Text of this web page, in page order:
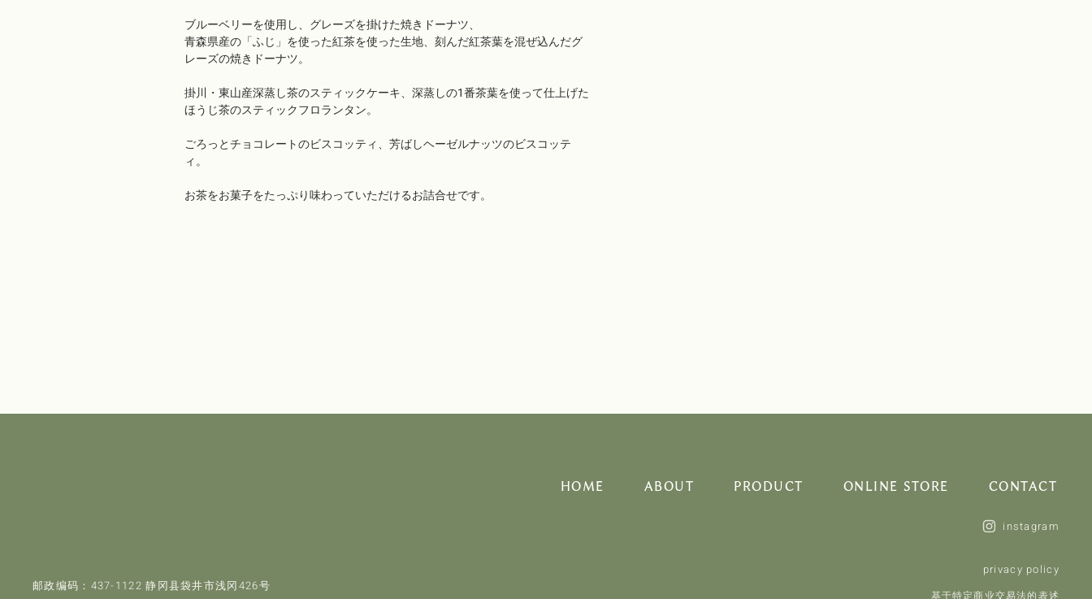
ブルーベリーを使用し、グレーズを掛けた焼きドーナツ、
青森県産の「ふじ」を使った紅茶を使った生地、刻んだ紅茶葉を混ぜ込んだグ
レーズの焼きドーナツ。
掛川・東山産深蒸し茶のスティックケーキ、深蒸しの1番茶葉を使って仕上げた
ほうじ茶のスティックフロランタン。
ごろっとチョコレートのビスコッティ、芳ばしヘーゼルナッツのビスコッテ
ィ。
お茶をお菓子をたっぷり味わっていただけるお詰合せです。
邮政编码：437-1122 静冈县袋井市浅冈426号
HOME ABOUT PRODUCT ONLINE STORE CONTACT
instagram
privacy policy
基于特定商业交易法的表述